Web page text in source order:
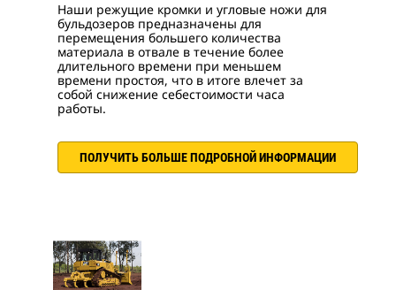
Наши режущие кромки и угловые ножи для
бульдозеров предназначены для
перемещения большего количества
материала в отвале в течение более
длительного времени при меньшем
времени простоя, что в итоге влечет за
собой снижение себестоимости часа
работы.
ПОЛУЧИТЬ БОЛЬШЕ ПОДРОБНОЙ ИНФОРМАЦИИ